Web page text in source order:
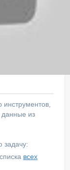
данные из
задачу:
всех